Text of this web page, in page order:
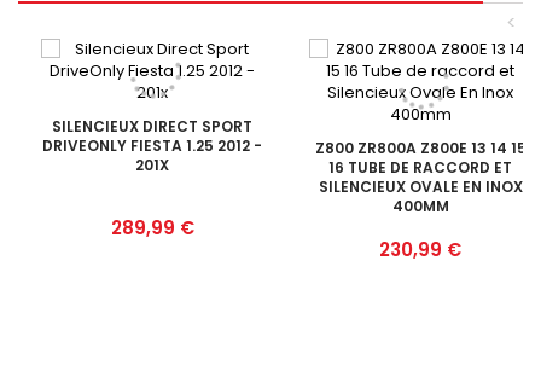
<
SILENCIEUX DIRECT SPORT
DRIVEONLY FIESTA 1.25 2012 -
201X
Prix
289,99 €
Z800 ZR800A Z800E 13 14 15
16 TUBE DE RACCORD ET
SILENCIEUX OVALE EN INOX
400MM
Prix
230,99 €